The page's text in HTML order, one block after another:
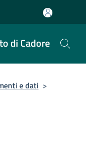
di Cadore
e dati >